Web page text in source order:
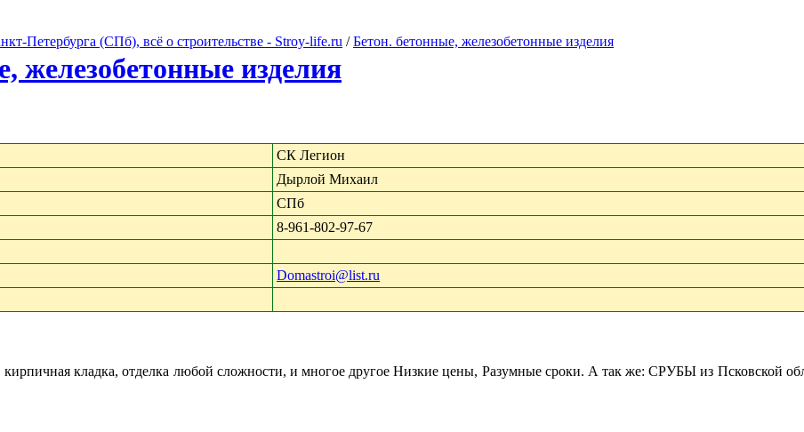
Петербурга (СПб), всё о строительстве - Stroy-life.ru /Бетон. бетонные, железобетонные изделия
железобетонные изделия
СК Легион
Дырлой Михаил
СПб
8-961-802-97-67
Domastroi@list.ru
кладка, отделка любой сложности, и многое другое Низкие цены, Разумные сроки. А так же: СРУБЫ из Псковской